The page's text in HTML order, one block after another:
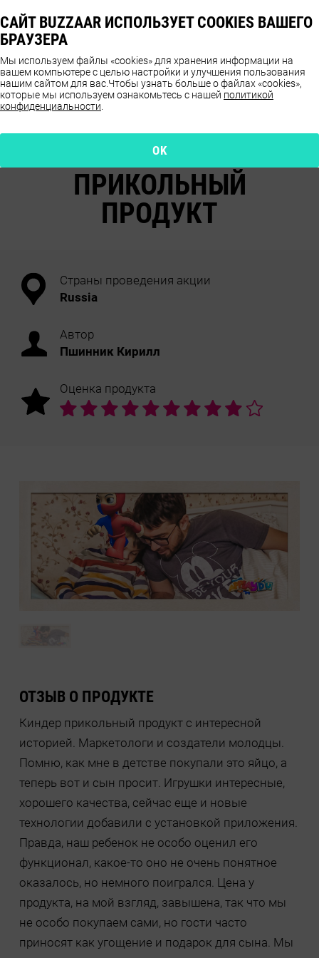
ОТЗЫВЫ О ПРОДУКТЕ
ПРИКОЛЬНЫЙ
ПРОДУКТ
Страны проведения акции
Russia
Автор
Пшинник Кирилл
Оценка продукта
ОТЗЫВ О ПРОДУКТЕ
Киндер прикольный продукт с интересной
историей. Маркетологи и создатели молодцы.
Помню, как мне в детстве покупали это яйцо, а
теперь вот и сын просит. Игрушки интересные,
хорошего качества, сейчас еще и новые
технологии добавили с установкой приложения.
Правда, наш ребенок не особо оценил его
функционал, какое-то оно не очень понятное
оказалось, но немного поигрался. Цена у
продукта, на мой взгляд, завышена, так что мы
не особо покупаем сами, но гости часто
приносят как угощение и подарок для сына. Мы
САЙТ BUZZAAR ИСПОЛЬЗУЕТ COOKIES ВАШЕГО
БРАУЗЕРА
Мы используем файлы «cookies» для хранения информации на
вашем компьютере с целью настройки и улучшения пользования
нашим сайтом для вас. Чтобы узнать больше о файлах «cookies»,
которые мы используем ознакомьтесь с нашей политикой
конфиденциальности
OK